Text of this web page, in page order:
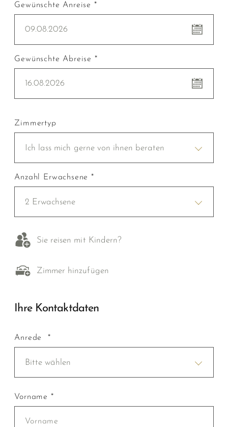
Gewünschte Anreise *
09.08.2026
Gewünschte Abreise *
16.08.2026
Zimmertyp
Ich lass mich gerne von ihnen beraten
Anzahl Erwachsene *
2 Erwachsene
Sie reisen mit Kindern?
Zimmer hinzufügen
Ihre Kontaktdaten
Anrede *
Bitte wählen
Vorname *